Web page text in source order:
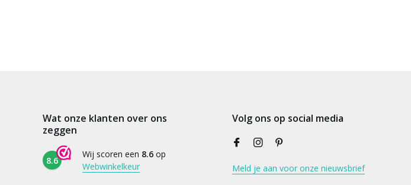
Wat onze klanten over ons
zeggen
8.6
Wij scoren een 8.6 op
Webwinkelkeur
Volg ons op social media
Meld je aan voor onze nieuwsbrief